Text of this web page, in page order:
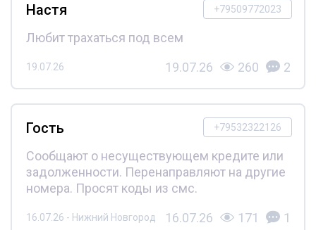
+79509772023
Настя
Любит трахаться под всем
19.07.26 19.07.26 260 2
+79532322126
Гость
Сообщают о несуществующем кредите или
задолженности. Перенаправляют на другие
номера. Просят коды из смс.
16.07.26 - Нижний Новгород 16.07.26 171 1